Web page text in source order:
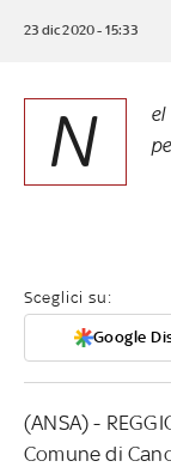
23 dic 2020 - 15:33
N
Sceglici su:
Google
(ANSA) -
Comune di